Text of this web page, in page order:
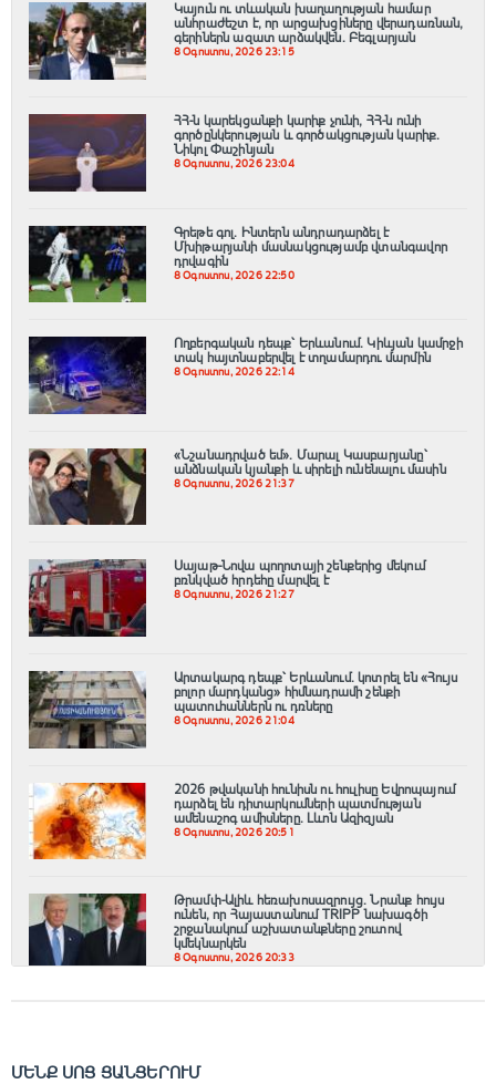
Կայուն ու տևական խաղաղության համար
անհրաժեշտ է, որ արցախցիները վերադառնան,
գերիներն ազատ արձակվեն․ Բեգլարյան
8 Օգոստոս, 2026 23:15
ՀՀ-ն կարեկցանքի կարիք չունի, ՀՀ-ն ունի
գործընկերության և գործակցության կարիք․
Նիկոլ Փաշինյան
8 Օգոստոս, 2026 23:04
Գրեթե գոլ. Ինտերն անդրադարձել է
Մխիթարյանի մասնակցությամբ վտանգավոր
դրվագին
8 Օգոստոս, 2026 22:50
Ողբերգական դեպք՝ Երևանում․ Կիևյան կամրջի
տակ հայտնաբերվել է տղամարդու մարմին
8 Օգոստոս, 2026 22:14
«Նշանադրված եմ». Մարալ Կասբարյանը՝
անձնական կյանքի և սիրելի ունենալու մասին
8 Օգոստոս, 2026 21:37
Սայաթ-Նովա պողոտայի շենքերից մեկում
բռնկված հրդեհը մարվել է
8 Օգոստոս, 2026 21:27
Արտակարգ դեպք՝ Երևանում․ կոտրել են «Հույս
բոլոր մարդկանց» հիմնադրամի շենքի
պատուհաններն ու դռները
8 Օգոստոս, 2026 21:04
2026 թվականի հունիսն ու հուլիսը Եվրոպայում
դարձել են դիտարկումների պատմության
ամենաշոգ ամիսները․ Լևոն Ազիզյան
8 Օգոստոս, 2026 20:51
Թրամփ-Ալիև հեռախոսազրույց. Նրանք հույս
ունեն, որ Հայաստանում TRIPP նախագծի
շրջանակում աշխատանքները շուտով
կմեկնարկեն
8 Օգոստոս, 2026 20:33
ՄԵՆՔ ՍՈՑ ՑԱՆՑԵՐՈՒՄ